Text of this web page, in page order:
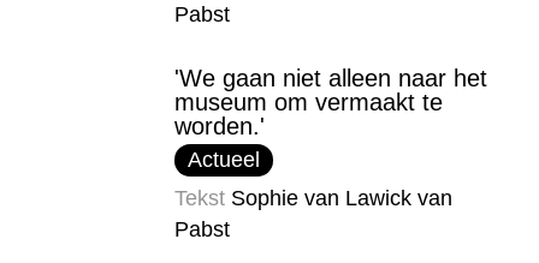
Pabst
'We gaan niet alleen naar het
museum om vermaakt te
worden.'
Actueel
Tekst Sophie van Lawick van
Pabst